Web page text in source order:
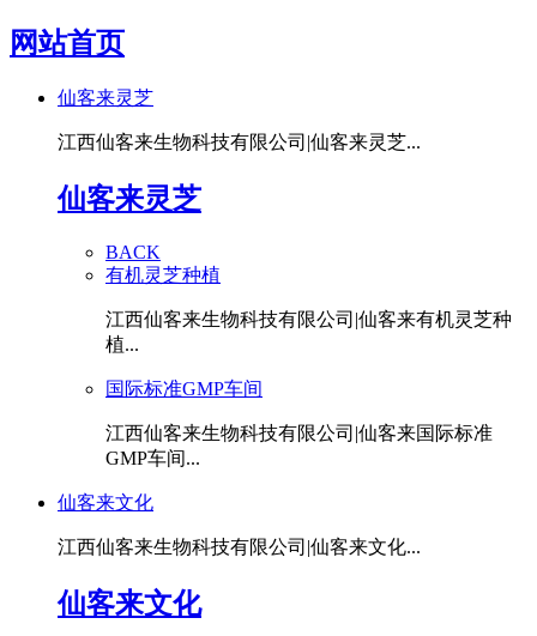
网站首页
仙客来灵芝
江西仙客来生物科技有限公司|仙客来灵芝...
仙客来灵芝
BACK
有机灵芝种植
江西仙客来生物科技有限公司|仙客来有机灵芝种
植...
国际标准GMP车间
江西仙客来生物科技有限公司|仙客来国际标准
GMP车间...
仙客来文化
江西仙客来生物科技有限公司|仙客来文化...
仙客来文化